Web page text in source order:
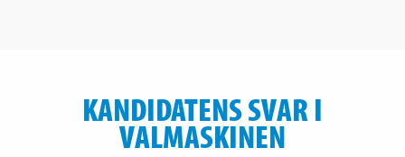
KANDIDATENS SVAR I
VALMASKINEN